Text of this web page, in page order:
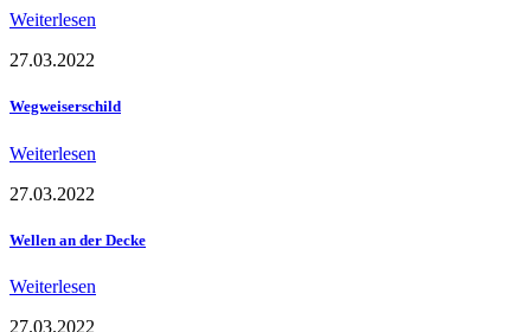
Weiterlesen
27.03.2022
Wegweiserschild
Weiterlesen
27.03.2022
Wellen an der Decke
Weiterlesen
27.03.2022